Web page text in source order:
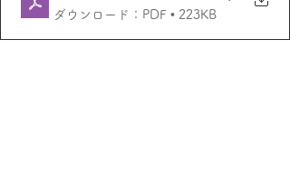
ダウンロード：PDF • 223KB